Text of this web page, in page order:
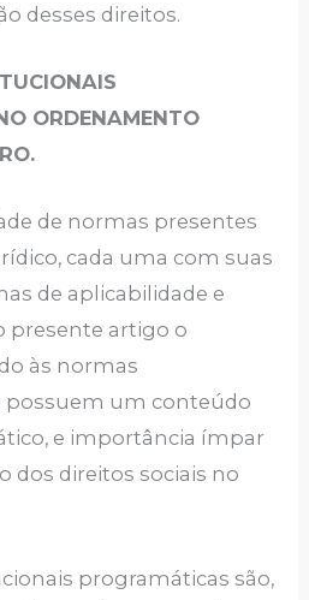
desses direitos.
ORDENAMENTO
de normas presentes
cada uma com suas
de aplicabilidade e
presente artigo o
às normas
possuem um conteúdo
e importância ímpar
dos direitos sociais no
programáticas são,